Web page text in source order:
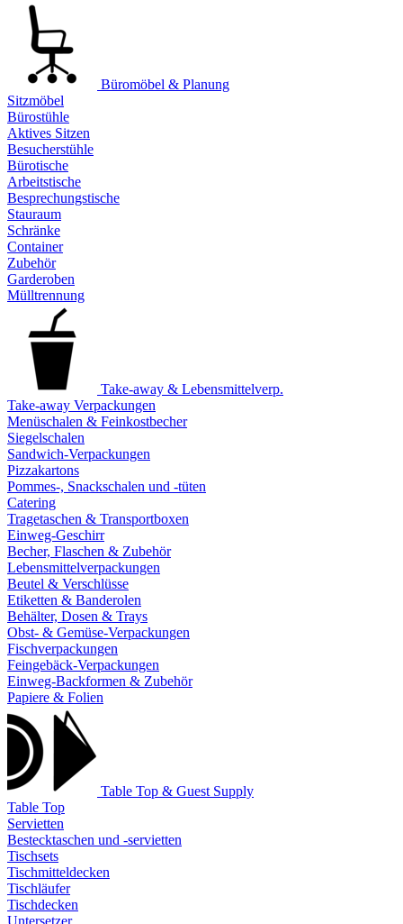
Büromöbel & Planung
Sitzmöbel
Bürostühle
Aktives Sitzen
Besucherstühle
Bürotische
Arbeitstische
Besprechungstische
Stauraum
Schränke
Container
Zubehör
Garderoben
Mülltrennung
Take-away & Lebensmittelverp.
Take-away Verpackungen
Menüschalen & Feinkostbecher
Siegelschalen
Sandwich-Verpackungen
Pizzakartons
Pommes-, Snackschalen und -tüten
Catering
Tragetaschen & Transportboxen
Einweg-Geschirr
Becher, Flaschen & Zubehör
Lebensmittelverpackungen
Beutel & Verschlüsse
Etiketten & Banderolen
Behälter, Dosen & Trays
Obst- & Gemüse-Verpackungen
Fischverpackungen
Feingebäck-Verpackungen
Einweg-Backformen & Zubehör
Papiere & Folien
Table Top & Guest Supply
Table Top
Servietten
Bestecktaschen und -servietten
Tischsets
Tischmitteldecken
Tischläufer
Tischdecken